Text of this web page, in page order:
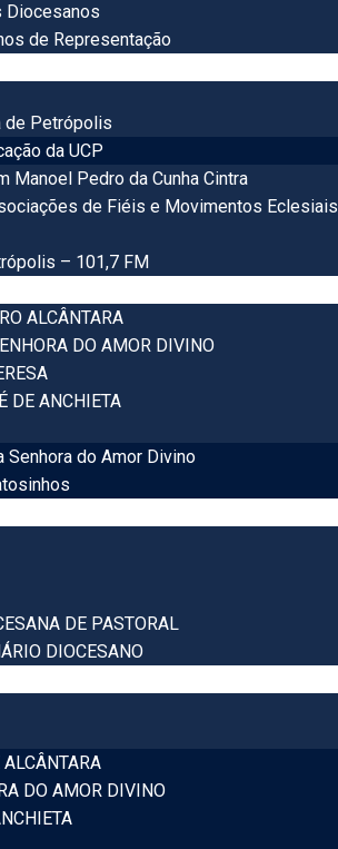
Diocesanos
de Representação
de Petrópolis
da UCP
Manoel Pedro da Cunha Cintra
de Fiéis e Movimentos Eclesiais
– 101,7 FM
ALCÂNTARA
DO AMOR DIVINO
DE ANCHIETA
Senhora do Amor Divino
DE PASTORAL
DIOCESANO
DO AMOR DIVINO